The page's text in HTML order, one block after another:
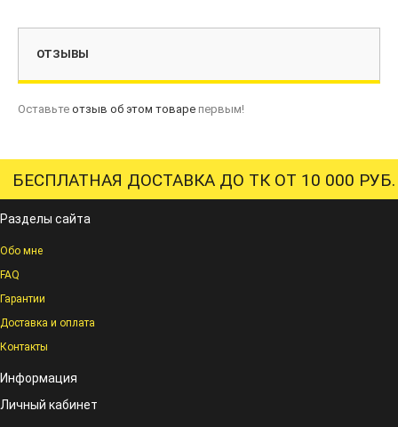
ОТЗЫВЫ
Оставьте отзыв об этом товаре первым!
БЕСПЛАТНАЯ ДОСТАВКА ДО ТК ОТ 10 000 РУБ.
Разделы сайта
Обо мне
FAQ
Гарантии
Доставка и оплата
Контакты
Информация
Личный кабинет